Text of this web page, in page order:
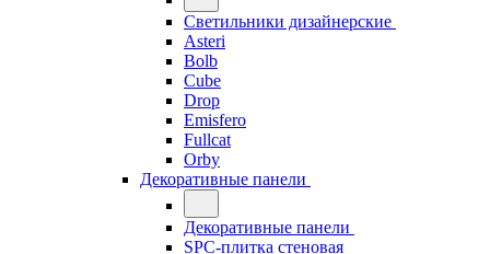
Светильники дизайнерские
Asteri
Bolb
Cube
Drop
Emisfero
Fullcat
Orby
Декоративные панели
Декоративные панели
SPC-плитка стеновая